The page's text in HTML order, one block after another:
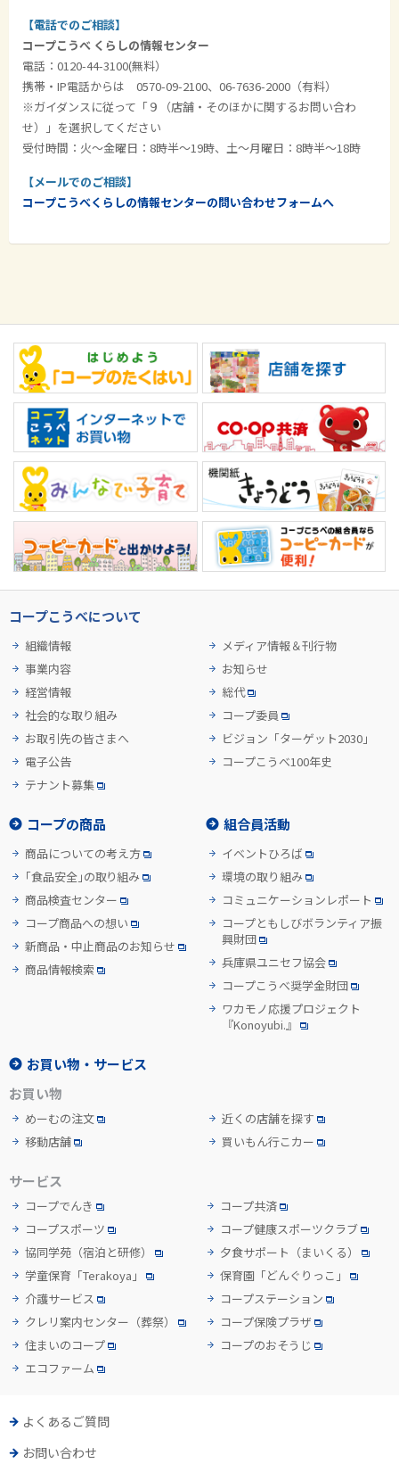
【電話でのご相談】
コープこうべ くらしの情報センター
電話：0120-44-3100(無料）
携帯・IP電話からは 0570-09-2100、06-7636-2000（有料）
※ガイダンスに従って「９（店舗・そのほかに関するお問い合わ
せ）」を選択してください
受付時間：火～金曜日：8時半～19時、土～月曜日：8時半～18時
【メールでのご相談】
コープこうべくらしの情報センターの問い合わせフォームへ
コープこうべについて
組織情報
事業内容
経営情報
社会的な取り組み
お取引先の皆さまへ
電子公告
テナント募集
メディア情報＆刊行物
お知らせ
総代
コープ委員
ビジョン「ターゲット2030」
コープこうべ100年史
コープの商品
商品についての考え方
「食品安全」の取り組み
商品検査センター
コープ商品への想い
新商品・中止商品のお知らせ
商品情報検索
組合員活動
イベントひろば
環境の取り組み
コミュニケーションレポート
コープともしびボランティア振
興財団
兵庫県ユニセフ協会
コープこうべ奨学金財団
ワカモノ応援プロジェクト
『Konoyubi.』
お買い物・サービス
お買い物
めーむの注文
移動店舗
近くの店舗を探す
買いもん行こカー
サービス
コープでんき
コープ共済
コープスポーツ
コープ健康スポーツクラブ
協同学苑 （宿泊と研修） 夕食サポート （まいくる）
学童保育「Terakoya」
保育園「どんぐりっこ」
介護サービス
コープステーション
クレリ案内センター （葬祭）
コープ保険プラザ
住まいのコープ
コープのおそうじ
エコファーム
よくあるご質問
お問い合わせ